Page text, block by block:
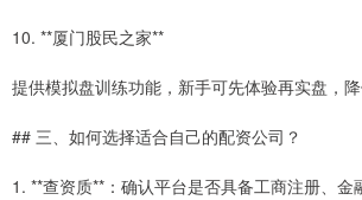
10. **厦门股民之家**
提供模拟盘训练功能，新手可先体验再实盘，降
## 三、如何选择适合自己的配资公司？
1. **查资质**：确认平台是否具备工商注册、